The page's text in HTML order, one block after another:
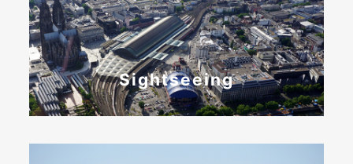
Sightseeing